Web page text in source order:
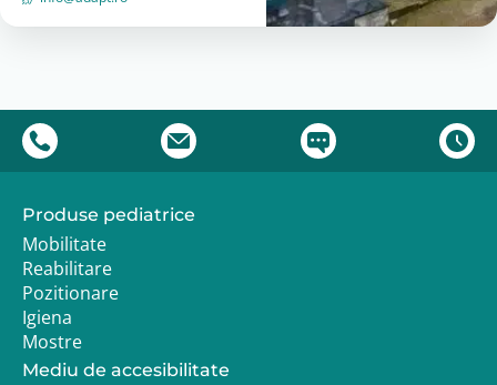
Produse pediatrice
Mobilitate
Reabilitare
Pozitionare
Igiena
Mostre
Mediu de accesibilitate